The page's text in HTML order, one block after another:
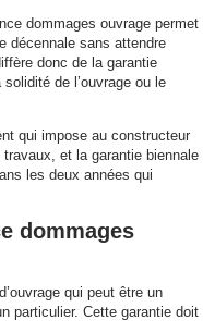
dommages ouvrage permet
décennale sans attendre
donc de la garantie
de l’ouvrage ou le
qui impose au constructeur
et la garantie biennale
les deux années qui
dommages
qui peut être un
particulier. Cette garantie doit